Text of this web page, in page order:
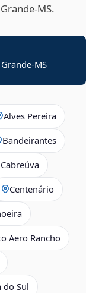
MS
Alves Pereira
Bandeirantes
Cabreúva
Centenário
Aero Rancho
do Sul